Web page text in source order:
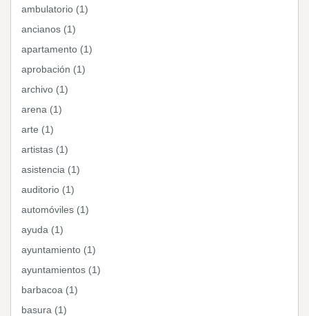
ambulatorio (1)
ancianos (1)
apartamento (1)
aprobación (1)
archivo (1)
arena (1)
arte (1)
artistas (1)
asistencia (1)
auditorio (1)
automóviles (1)
ayuda (1)
ayuntamiento (1)
ayuntamientos (1)
barbacoa (1)
basura (1)